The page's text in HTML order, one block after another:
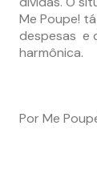
Me Poupe!
despesas e
harmônica.
Por Me